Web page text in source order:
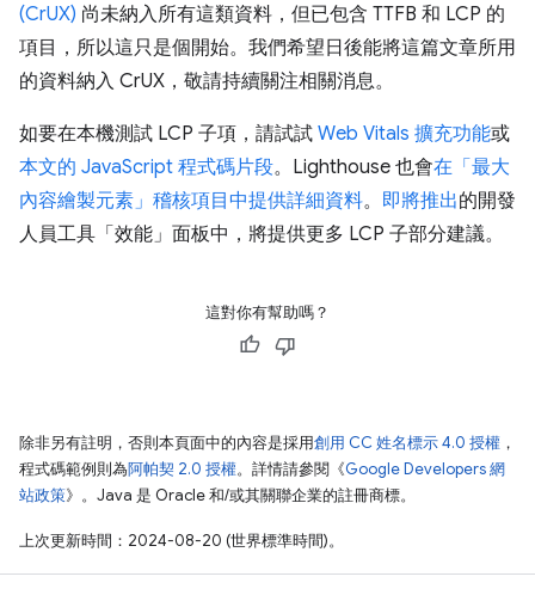
(CrUX) 尚未納入所有這類資料，但已包含 TTFB 和 LCP 的
項目，所以這只是個開始。我們希望日後能將這篇文章所用
的資料納入 CrUX，敬請持續關注相關消息。
如要在本機測試 LCP 子項，請試試 Web Vitals 擴充功能或
本文的 JavaScript 程式碼片段。Lighthouse 也會在「最大
內容繪製元素」稽核項目中提供詳細資料。 即將推出的開發
人員工具「效能」面板中，將提供更多 LCP 子部分建議。
這對你有幫助嗎？
除非另有註明，否則本頁面中的內容是採用創用 CC 姓名標示 4.0 授權 ，
程式碼範例則為阿帕契 2.0 授權。詳情請參閱《Google Developers 網
站政策》。Java 是 Oracle 和/或其關聯企業的註冊商標。
上次更新時間：2024-08-20 (世界標準時間)。